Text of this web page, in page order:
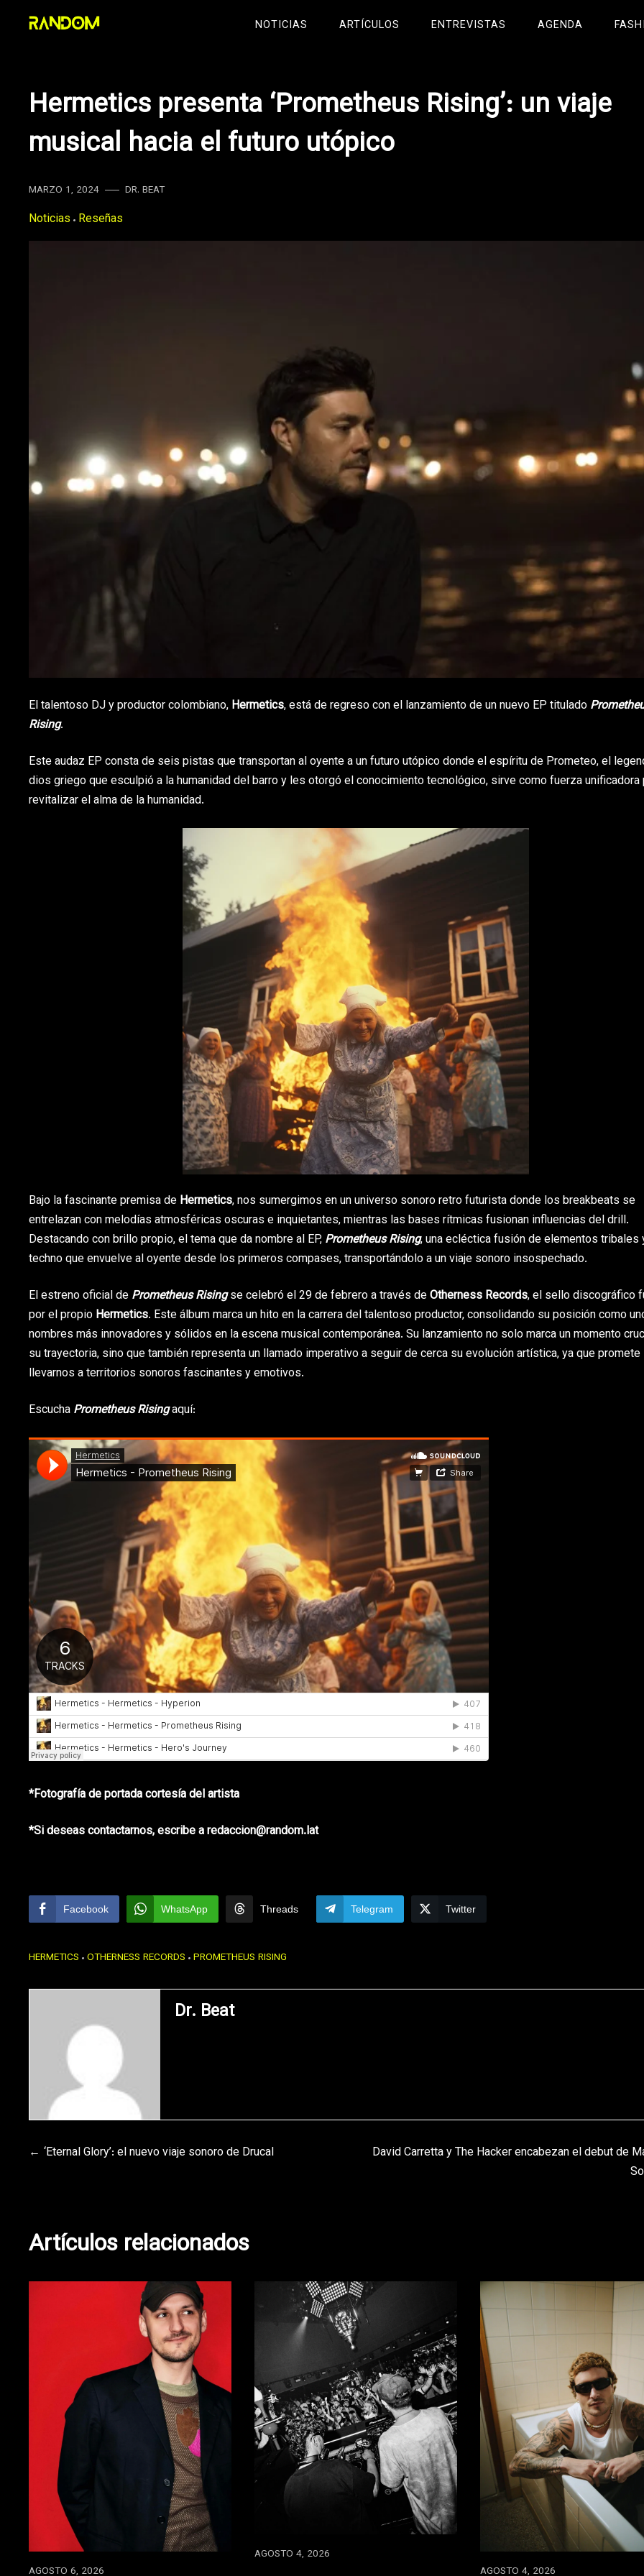
NOTICIAS ARTÍCULOS ENTREVISTAS AGENDA
Hermetics presenta ‘Prometheus Rising’: un viaje
musical hacia el futuro utópico
MARZO 1, 2024 DR. BEAT
Noticias Reseñas
El talentoso DJ y productor colombiano, Hermetics, está de regreso con el lanzamiento de un nuevo EP titulado
Rising.
Este audaz EP consta de seis pistas que transportan al oyente a un futuro utópico donde el espíritu de Prometeo, el
dios griego que esculpió a la humanidad del barro y les otorgó el conocimiento tecnológico, sirve como fuerza unificadora
revitalizar el alma de la humanidad.
Bajo la fascinante premisa de Hermetics, nos sumergimos en un universo sonoro retro futurista donde los breakbeats se
entrelazan con melodías atmosféricas oscuras e inquietantes, mientras las bases rítmicas fusionan influencias del drill.
Destacando con brillo propio, el tema que da nombre al EP, Prometheus Rising, una ecléctica fusión de elementos tribales
techno que envuelve al oyente desde los primeros compases, transportándolo a un viaje sonoro insospechado.
El estreno oficial de Prometheus Risingse celebró el 29 de febrero a través deOtherness Records, el sello discográfico
por el propio Hermetics. Este álbum marca un hito en la carrera del talentoso productor, consolidando su posición como
nombres más innovadores y sólidos en la escena musical contemporánea. Su lanzamiento no solo marca un momento
su trayectoria, sino que también representa un llamado imperativo a seguir de cerca su evolución artística, ya que promete
llevarnos a territorios sonoros fascinantes y emotivos.
Escucha Prometheus Risingaquí:
*Fotografía de portada cortesía del artista
*Si deseas contactarnos, escribe a redaccion@random.lat
Facebook WhatsApp Threads Telegram Twitter
HERMETICS OTHERNESS RECORDS PROMETHEUS RISING
Dr. Beat
Navegación
entradas
‘Eternal Glory’: el nuevo viaje sonoro de Drucal
David Carretta y The Hacker encabezan el debut de
Artículos relacionados
AGOSTO 6, 2026
AGOSTO 4, 2026
AGOSTO 4, 2026